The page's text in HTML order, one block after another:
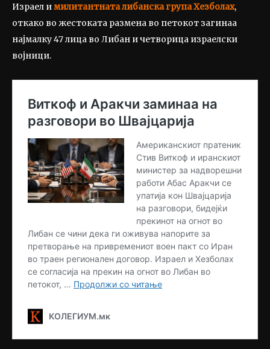
Израел имилитантната либанска група Хезболах,
откако во жестоката размена во петокот загинаа
најмалку 47 лица во Либан и четворица израелски
војници.